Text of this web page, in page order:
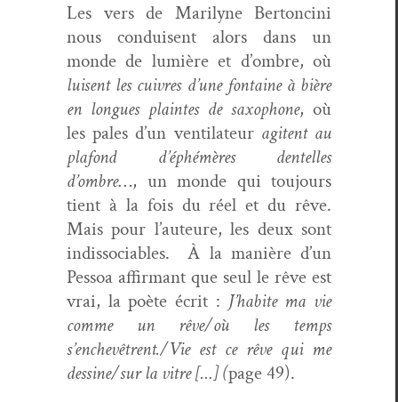
Les vers de Mar­i­lyne Bertonci­ni
nous con­duisent alors dans un
monde de lumière et d’ombre, où
luisent les cuiv­res d’une fontaine à bière
en longues plaintes de sax­o­phone, où
les pales d’un ven­ti­la­teur agi­tent au
pla­fond d’éphémères den­telles
d’ombre…, un monde qui tou­jours
tient à la fois du réel et du rêve.
Mais pour l’auteure, les deux sont
indis­so­cia­bles.
À la manière d’un
Pes­soa affir­mant que seul le rêve est
vrai, la poète écrit : J’habite ma vie
comme un rêve/où les temps
s’enchevêtrent./Vie est ce rêve qui me
dessine/sur la vit­re […] (page 49).